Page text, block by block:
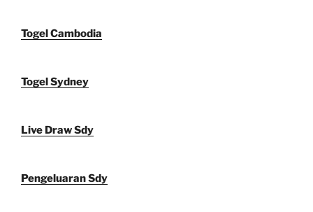
Togel Cambodia
Togel Sydney
Live Draw Sdy
Pengeluaran Sdy